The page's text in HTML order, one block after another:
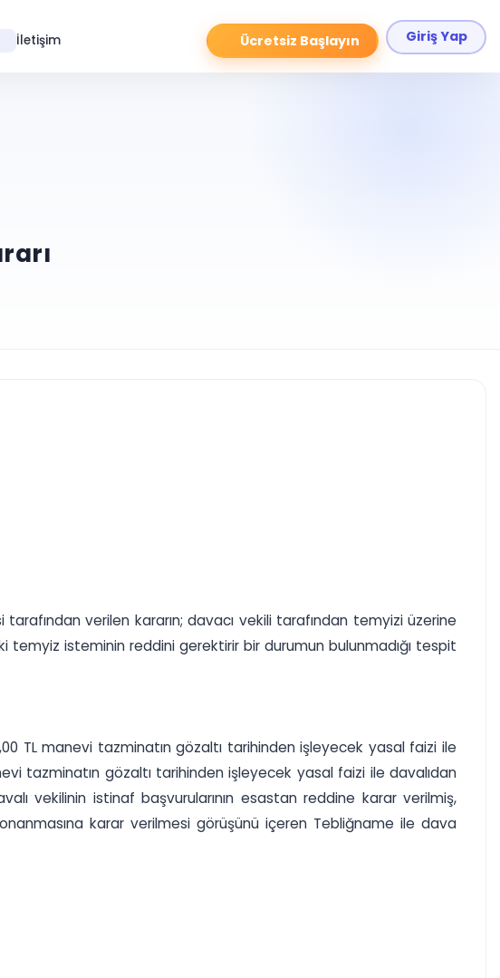
Ücretsiz Başlayın Giriş Yap
İletişim
verilen kararın; davacı vekili tarafından temyizi üzerine
temyiz isteminin reddini gerektirir bir durumun bulunmadığı tespit
TL manevi tazminatın gözaltı tarihinden işleyecek yasal faizi ile
tazminatın gözaltı tarihinden işleyecek yasal faizi ile davalıdan
vekilinin istinaf başvurularının esastan reddine karar verilmiş,
karar verilmesi görüşünü içeren Tebliğname ile dava